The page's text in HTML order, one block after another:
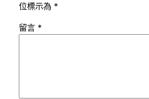
位標示為 *
留言 *